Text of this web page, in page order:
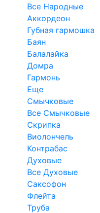
Все Народные
Аккордеон
Губная гармошка
Баян
Балалайка
Домра
Гармонь
Еще
Смычковые
Все Смычковые
Скрипка
Виолончель
Контрабас
Духовые
Все Духовые
Саксофон
Флейта
Труба